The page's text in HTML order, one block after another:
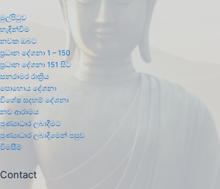
මුල්පිටුව
හැඳින්වීම
නවක ඔබට
ප්‍රධාන දේශනා 1 – 150
ප්‍රධාන දේශනා 151 සිට
සනරාමර රාත්‍රිය
පොහොය දේශනා
විශේෂ සදහම් දේශනා
නව ආරාමය
පුණ්‍යාධාර ලබාදීමට
පුණ්‍යාධාර ලබාදීමෙන් පසුව
විමසීම්
Contact